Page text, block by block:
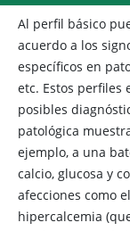
Al perfil básico
acuerdo a los
específicos en
etc. Estos perfiles
posibles
patológica
ejemplo, a una
calcio, glucosa y
afecciones como
hipercalcemia